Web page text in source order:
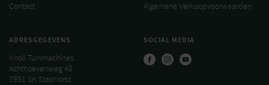
Contact
Algemene Verkoopvoorwaarden
ADRESGEGEVENS
Knoll Tuinmachines
Achthoevenweg 40
7951 SK Staphorst
SOCIAL MEDIA